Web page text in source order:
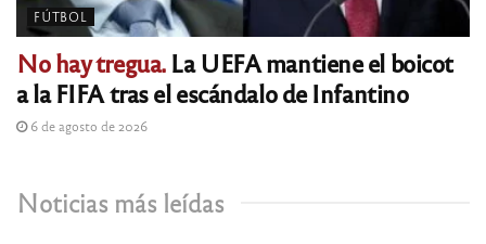
FÚTBOL
No hay tregua.La UEFA mantiene el boicot
a la FIFA tras el escándalo de Infantino
6 de agosto de 2026
Noticias más leídas